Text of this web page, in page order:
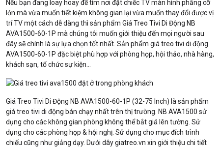
Nếu bạn đang loay hoay để tìm nơi đặt chiếc TV màn hình phẳng cỡ
lớn mà vừa muốn tiết kiệm không gian lại vừa muốn thay đổi được vị
trí TV một cách dễ dàng thì sản phẩm Giá Treo Tivi Di Động NB
AVA1500-60-1P mà chúng tôi muốn giới thiệu đến mọi người sau
đây sẽ chính là sự lựa chọn tốt nhất. Sản phẩm giá treo tivi di động
AVA1500-60-1P đặc biệt phù hợp với phòng họp, hội thảo, nhà hàng,
khách sạn, tổ chức sự kiện…
Giá Treo Tivi Di Động NB AVA1500-60-1P (32-75 Inch) là sản phẩm
giá treo tivi di động bán chạy nhất trên thị trường. NB AVA1500 sử
dụng cho các không gian phòng không thể bắt giá lên tường. Sử
dụng cho các phòng họp & hội nghị. Sử dụng cho mục đích trình
chiếu cũng như giảng dạy. Dưới dây giatreo.vn xin giới thiệu chi tiết